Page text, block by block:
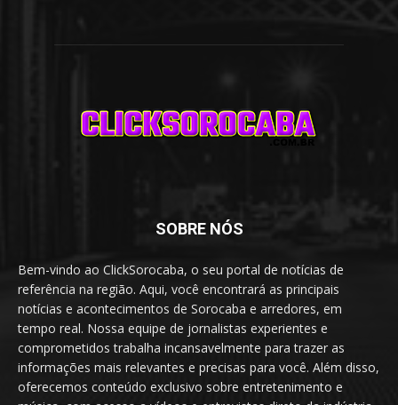
SOBRE NÓS
Bem-vindo ao ClickSorocaba, o seu portal de notícias de
referência na região. Aqui, você encontrará as principais
notícias e acontecimentos de Sorocaba e arredores, em
tempo real. Nossa equipe de jornalistas experientes e
comprometidos trabalha incansavelmente para trazer as
informações mais relevantes e precisas para você. Além disso,
oferecemos conteúdo exclusivo sobre entretenimento e